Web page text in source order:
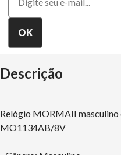
Descrição
Relógio MORMAII
MO1134AB/8V